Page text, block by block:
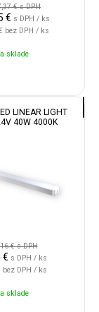
€s DPH
€ s DPH / ks
bez DPH / ks
sklade
LINEAR LIGHT
40W 4000K
€s DPH
€ s DPH / ks
bez DPH / ks
sklade